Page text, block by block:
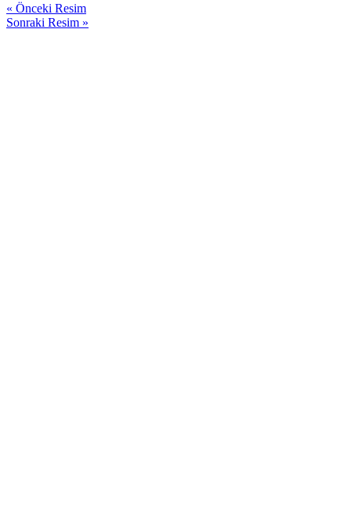
« Önceki Resim
Sonraki Resim »